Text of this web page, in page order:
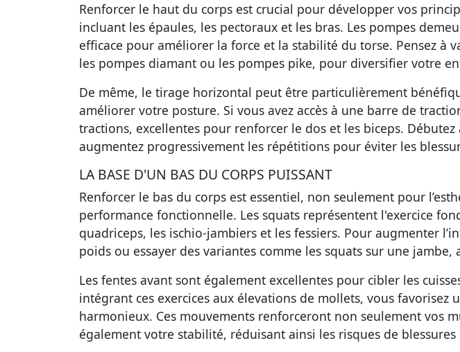
Renforcer le haut du corps est crucial pour développer vos
incluant les épaules, les pectoraux et les bras. Les pompes
efficace pour améliorer la force et la stabilité du torse. Pensez à
les pompes diamant ou les pompes pike, pour diversifier votre
De même, le tirage horizontal peut être particulièrement
améliorer votre posture. Si vous avez accès à une barre de
tractions, excellentes pour renforcer le dos et les biceps. Débutez
augmentez progressivement les répétitions pour éviter les
LA BASE D'UN BAS DU CORPS PUISSANT
Renforcer le bas du corps est essentiel, non seulement pour
performance fonctionnelle. Les squats représentent l'exercice
quadriceps, les ischio-jambiers et les fessiers. Pour augmenter
poids ou essayer des variantes comme les squats sur une jambe,
Les fentes avant sont également excellentes pour cibler les
intégrant ces exercices aux élevations de mollets, vous favorisez
harmonieux. Ces mouvements renforceront non seulement vos
également votre stabilité, réduisant ainsi les risques de